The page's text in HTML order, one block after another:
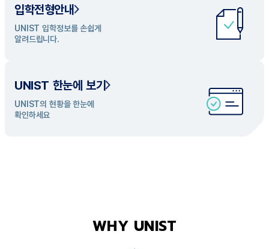
UNIST 학과 소개
UNIST의 개성있는 학과들을
탐색해 보세요
입학전형안내
UNIST 입학정보를 손쉽게
알려드립니다.
UNIST 한눈에 보기
UNIST의 현황을 한눈에
확인하세요
WHY UNIST